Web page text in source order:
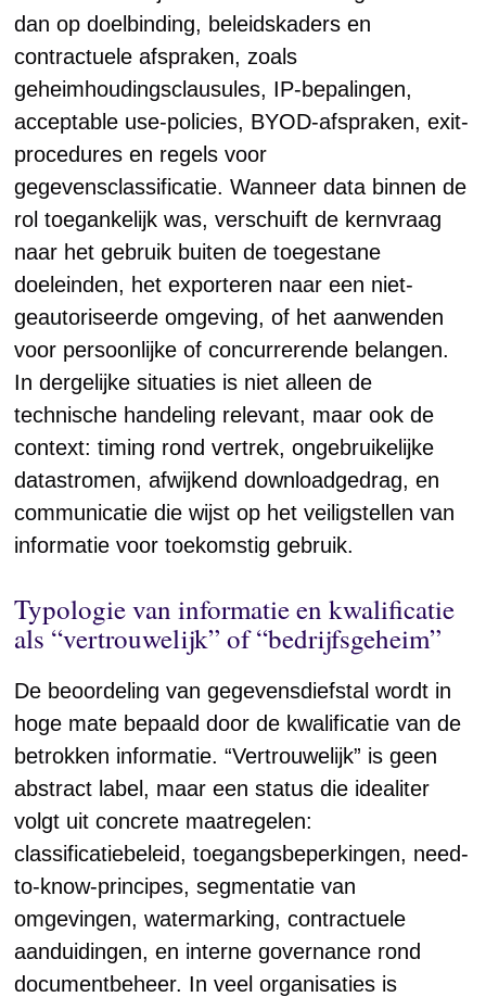
dan op doelbinding, beleidskaders en
contractuele afspraken, zoals
geheimhoudingsclausules, IP-bepalingen,
acceptable use-policies, BYOD-afspraken, exit-
procedures en regels voor
gegevensclassificatie. Wanneer data binnen de
rol toegankelijk was, verschuift de kernvraag
naar het gebruik buiten de toegestane
doeleinden, het exporteren naar een niet-
geautoriseerde omgeving, of het aanwenden
voor persoonlijke of concurrerende belangen.
In dergelijke situaties is niet alleen de
technische handeling relevant, maar ook de
context: timing rond vertrek, ongebruikelijke
datastromen, afwijkend downloadgedrag, en
communicatie die wijst op het veiligstellen van
informatie voor toekomstig gebruik.
Typologie van informatie en kwalificatie
als “vertrouwelijk” of “bedrijfsgeheim”
De beoordeling van gegevensdiefstal wordt in
hoge mate bepaald door de kwalificatie van de
betrokken informatie. “Vertrouwelijk” is geen
abstract label, maar een status die idealiter
volgt uit concrete maatregelen:
classificatiebeleid, toegangsbeperkingen, need-
to-know-principes, segmentatie van
omgevingen, watermarking, contractuele
aanduidingen, en interne governance rond
documentbeheer. In veel organisaties is